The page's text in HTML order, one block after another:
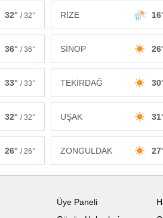
32° / 32° RİZE
36° / 36° SİNOP
33° / 33° TEKİRDAĞ
32° / 32° UŞAK
26° / 26° ZONGULDAK
Üye Paneli